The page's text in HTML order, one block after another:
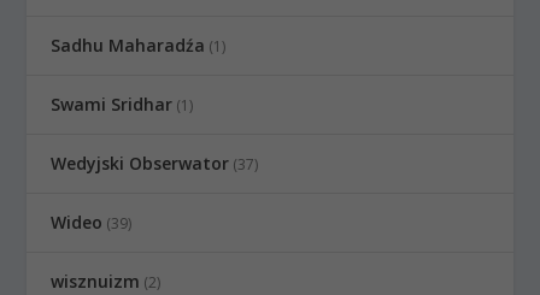
Sadhu Maharadźa (1)
Swami Sridhar (1)
Wedyjski Obserwator (37)
Wideo (39)
wisznuizm (2)